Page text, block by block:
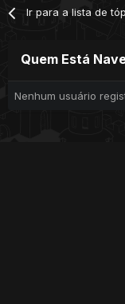
Ir para a lista de
Quem Está
Nenhum usuário